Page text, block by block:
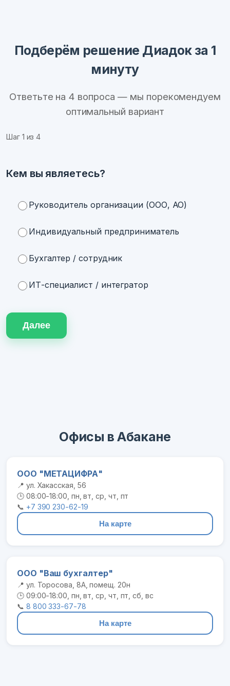
Подберём решение Диадок за 1
минуту
Ответьте на 4 вопроса — мы порекомендуем
оптимальный вариант
Шаг 1 из 4
Кем вы являетесь?
Руководитель организации (ООО, АО)
Индивидуальный предприниматель
Бухгалтер / сотрудник
ИТ-специалист / интегратор
Далее
Офисы в Абакане
ООО "МЕТАЦИФРА"
📍 ул. Хакасская, 56
🕒 08:00-18:00, пн, вт, ср, чт, пт
📞 +7 390 230-62-19
На карте
ООО "Ваш бухгалтер"
📍 ул. Торосова, 8А, помещ. 20н
🕒 09:00-18:00, пн, вт, ср, чт, пт, сб, вс
📞 8 800 333-67-78
На карте